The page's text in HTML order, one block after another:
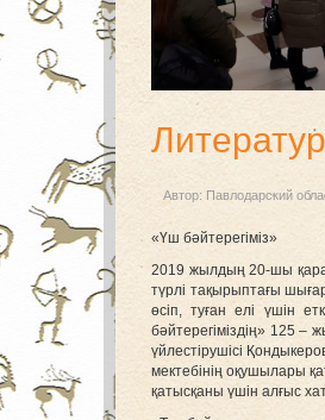
Автор: Павлодарский
«Үш бәйтерегіміз»
2019 жылдың 20-шы
түрлі тақырыптағы
өсіп, туған елі үшін
бәйтерегіміздің» 125
үйлестірушісі
мектебінің оқушылары
қатысқаны үшін алғыс